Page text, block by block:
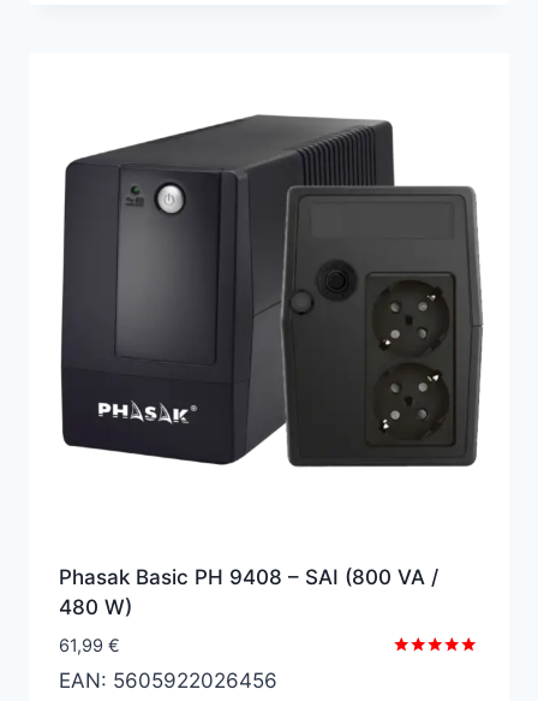
Phasak Basic PH 9408 – SAI (800 VA /
480 W)
61,99 €
EAN: 5605922026456